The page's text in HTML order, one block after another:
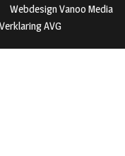
Webdesign Vanoo Media
AVG